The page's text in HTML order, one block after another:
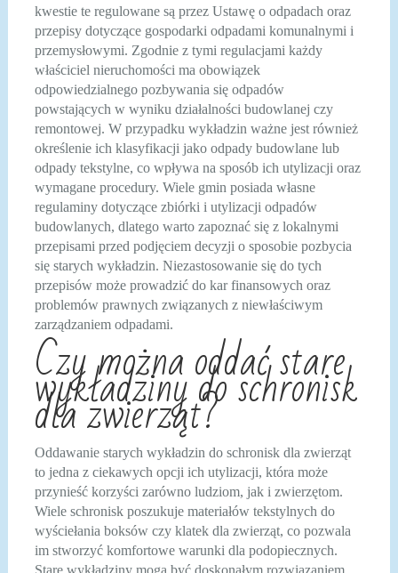
kwestie te regulowane są przez Ustawę o odpadach oraz
przepisy dotyczące gospodarki odpadami komunalnymi i
przemysłowymi. Zgodnie z tymi regulacjami każdy
właściciel nieruchomości ma obowiązek
odpowiedzialnego pozbywania się odpadów
powstających w wyniku działalności budowlanej czy
remontowej. W przypadku wykładzin ważne jest również
określenie ich klasyfikacji jako odpady budowlane lub
odpady tekstylne, co wpływa na sposób ich utylizacji oraz
wymagane procedury. Wiele gmin posiada własne
regulaminy dotyczące zbiórki i utylizacji odpadów
budowlanych, dlatego warto zapoznać się z lokalnymi
przepisami przed podjęciem decyzji o sposobie pozbycia
się starych wykładzin. Niezastosowanie się do tych
przepisów może prowadzić do kar finansowych oraz
problemów prawnych związanych z niewłaściwym
zarządzaniem odpadami.
Czy można oddać stare
wykładziny do schronisk
dla zwierząt?
Oddawanie starych wykładzin do schronisk dla zwierząt
to jedna z ciekawych opcji ich utylizacji, która może
przynieść korzyści zarówno ludziom, jak i zwierzętom.
Wiele schronisk poszukuje materiałów tekstylnych do
wyściełania boksów czy klatek dla zwierząt, co pozwala
im stworzyć komfortowe warunki dla podopiecznych.
Stare wykładziny mogą być doskonałym rozwiązaniem